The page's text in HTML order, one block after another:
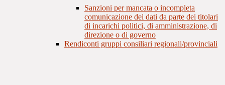
Sanzioni per mancata o incompleta
comunicazione dei dati da parte dei titolari
di incarichi politici, di amministrazione, di
direzione o di governo
Rendiconti gruppi consiliari regionali/provinciali